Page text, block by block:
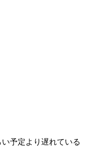
予定より遅れている